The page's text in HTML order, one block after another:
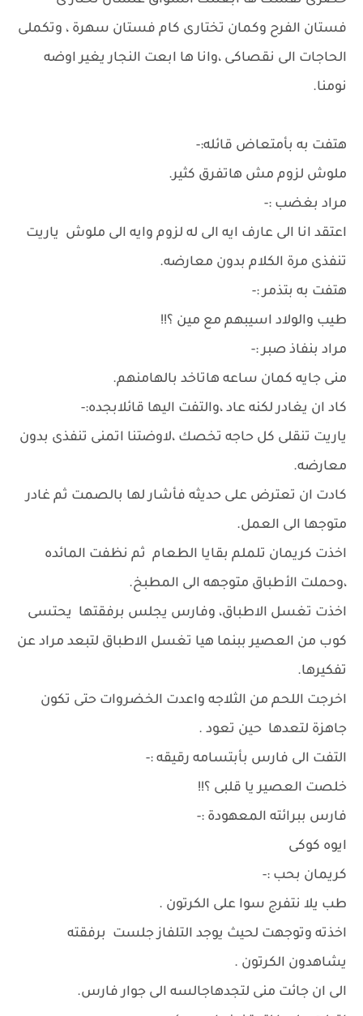
فستان الفرح وكمان تختارى كام فستان سهرة ، وتكملى
الحاجات الى نقصاكى ،وانا ها ابعت النجار يغير اوضه
نومنا.
هتفت به بأمتعاض قائله:-
ملوش لزوم مش هاتفرق كثير.
مراد بغضب :-
اعتقد انا الى عارف ايه الى له لزوم وايه الى ملوش ياريت
تنفذى مرة الكلام بدون معارضه.
هتفت به بتذمر :-
طيب والولاد اسيبهم مع مين ؟!!
مراد بنفاذ صبر :-
منى جايه كمان ساعه هاتاخد بالهامنهم.
كاد ان يغادر لكنه عاد ،والتفت اليها قائلابجده:-
ياريت تنقلى كل حاجه تخصك ،لاوضتنا اتمنى تنفذى بدون
معارضه.
كادت ان تعترض على حديثه فأشار لها بالصمت ثم غادر
متوجها الى العمل.
اخذت كريمان تلملم بقايا الطعام ثم نظفت المائده
،وحملت الأطباق متوجهه الى المطبخ.
اخذت تغسل الاطباق، وفارس يجلس برفقتها يحتسى
كوب من العصير ببنما هيا تغسل الاطباق لتبعد مراد عن
تفكيرها.
اخرجت اللحم من الثلاجه واعدت الخضروات حتى تكون
جاهزة لتعدها حين تعود .
التفت الى فارس بأبتسامه رقيقه :-
خلصت العصير يا قلبى ؟!!
فارس ببرائته المعهودة :-
ايوه كوكى
كريمان بحب :-
طب يلا نتفرج سوا على الكرتون .
اخذته وتوجهت لحيث يوجد التلفاز جلست برفقته
يشاهدون الكرتون .
الى ان جائت منى لتجدهاجالسه الى جوار فارس.